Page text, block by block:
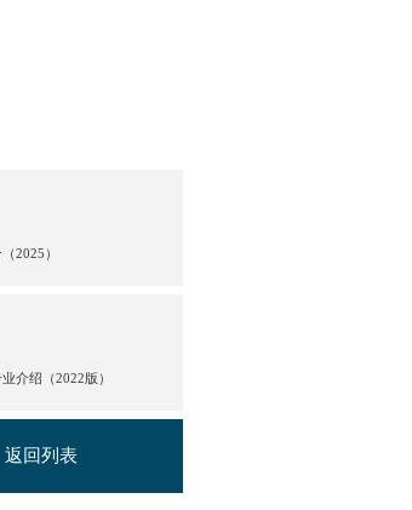
2025）
介绍（2022版）
返回列表